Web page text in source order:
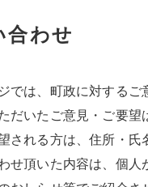
水道
明書 支
て
・漁業
募
応援プロ
合わせ
では、町政に対するご
だいたご意見・ご要望
される方は、住所・氏
せ頂いた内容は、個